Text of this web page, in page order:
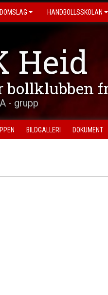
HANDBOLLSSKOLAN
Heid
bollklubben
- grupp
BILDGALLERI DOKUMENT